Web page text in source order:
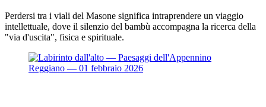
Perdersi tra i viali del Masone significa intraprendere un viaggio
intellettuale, dove il silenzio del bambù accompagna la ricerca della
"via d'uscita", fisica e spirituale.